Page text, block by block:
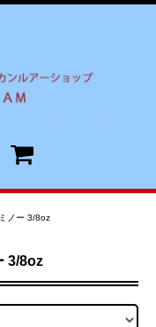
ノー 3/8oz
3/8oz